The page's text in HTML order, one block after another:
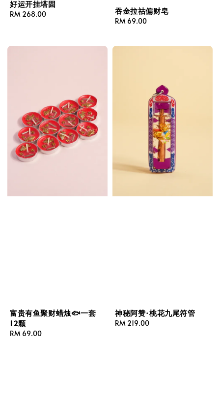
好运开挂塔固
Regular
RM 268.00 吞金拉祜偏财皂
Regular
RM 69.00
富贵有鱼聚财蜡烛🐟一套
12颗
Regular
RM 69.00
神秘阿赞·桃花九尾符管
Regular
RM 219.00